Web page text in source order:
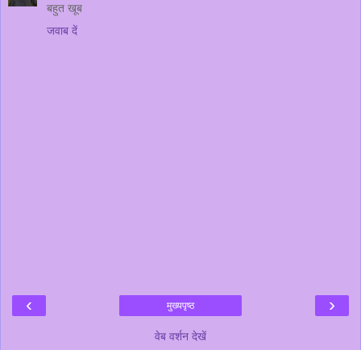
बहुत खूब
जवाब दें
‹ ›
मुख्यपृष्ठ
वेब वर्शन देखें